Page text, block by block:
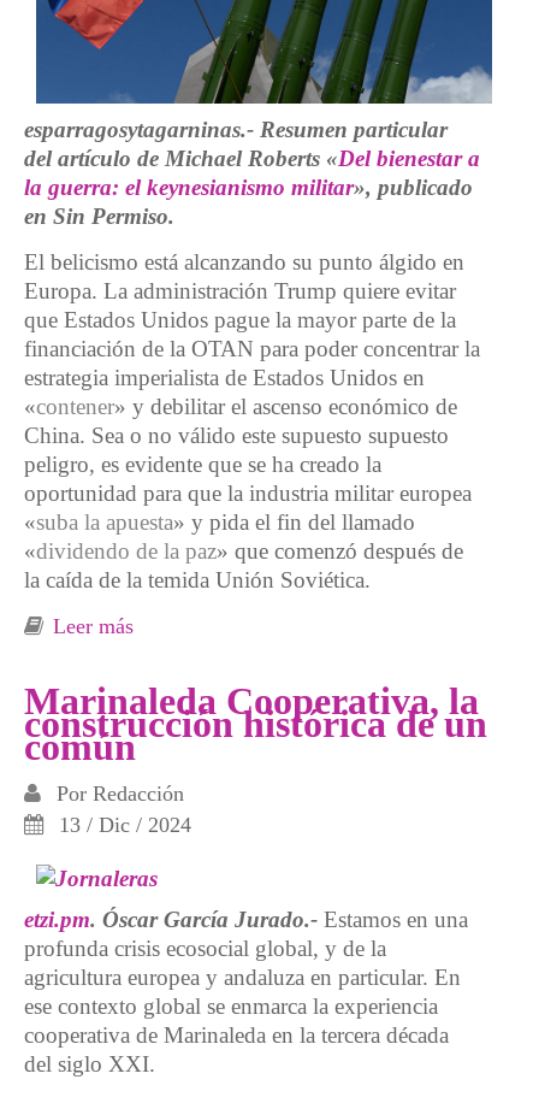
esparragosytagarninas.- Resumen particular
del artículo de Michael Roberts «Del bienestar a
la guerra: el keynesianismo militar», publicado
en Sin Permiso.
El belicismo está alcanzando su punto álgido en
Europa. La administración Trump quiere evitar
que Estados Unidos pague la mayor parte de la
financiación de la OTAN para poder concentrar la
estrategia imperialista de Estados Unidos en
«contener» y debilitar el ascenso económico de
China. Sea o no válido este supuesto supuesto
peligro, es evidente que se ha creado la
oportunidad para que la industria militar europea
«suba la apuesta» y pida el fin del llamado
«dividendo de la paz» que comenzó después de
la caída de la temida Unión Soviética.
Leer más
Marinaleda Cooperativa, la
construcción histórica de un
común
Por Redacción
13 / Dic / 2024
etzi.pm. Óscar García Jurado.- Estamos en una
profunda crisis ecosocial global, y de la
agricultura europea y andaluza en particular. En
ese contexto global se enmarca la experiencia
cooperativa de Marinaleda en la tercera década
del siglo XXI.